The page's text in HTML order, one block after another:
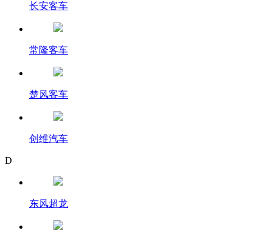
长安客车
常隆客车
楚风客车
创维汽车
D
东风超龙